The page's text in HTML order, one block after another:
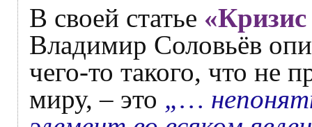
В своей статье
Владимир Соловьёв
чего-то такого, что не
миру, – это „…